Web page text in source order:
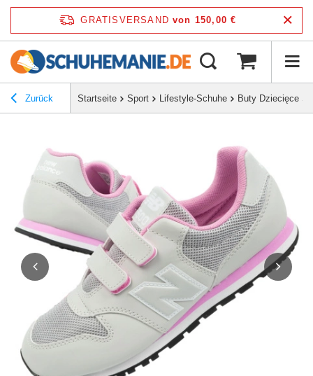
GRATISVERSAND von 150,00 €
Zurück Startseite Sport Lifestyle-Schuhe Buty Dziecięce